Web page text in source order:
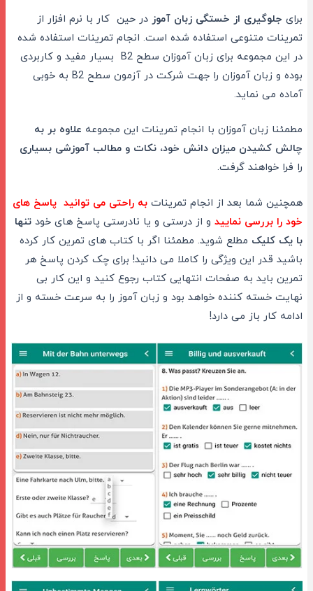
برایجلوگیری از خستگی زبان آموز در حین کار با نرم افزار از
تمرینات متنوعی استفاده شده است. انجام تمرینات استفاده شده
در این مجموعه برای زبان آموزان سطح B2 بسیار مفید و کاربردی
بوده و زبان آموزان را جهت شرکت در آزمون سطح B2 به خوبی
آماده می نماید.
مطمئنا زبان آموزان با انجام تمرینات این مجموعهعلاوه بر به
چالش کشیدن میزان دانش خود، نکات و مطالب آموزشی بسیاری
را فرا خواهند گرفت.
همچنین شما بعد از انجام تمریناتبه راحتی می توانید پاسخ های
خود را بررسی نماییدو از درستی و یا نادرستی پاسخ های خود تنها
با یک کلیکمطلع شوید. مطمئنا اگر با کتاب های تمرین کار کرده
باشید قدر این ویژگی را کاملا می دانید! برای چک کردن پاسخ هر
تمرین باید به صفحات انتهایی کتاب رجوع کنید و این کار بی
نهایت خسته کننده خواهد بود و زبان آموز را به سرعت خسته و از
ادامه کار باز می دارد!